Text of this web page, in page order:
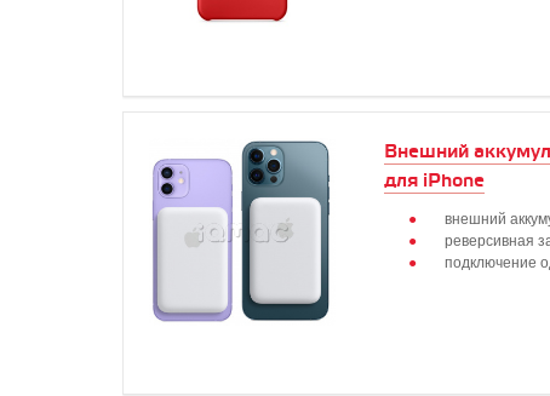
Внешний
для iPhone
внешний
реверсивная
подключение